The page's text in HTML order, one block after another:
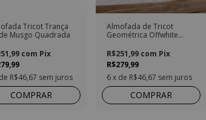
Tricot Trança
Musgo Quadrada
com Pix
R$46,67 sem juros
COMPRAR
Almofada de Tricot
Geométrica Offwhite
R$279,99
R$251,99 com Pix
6x de R$46,67 sem juros
COMPRAR